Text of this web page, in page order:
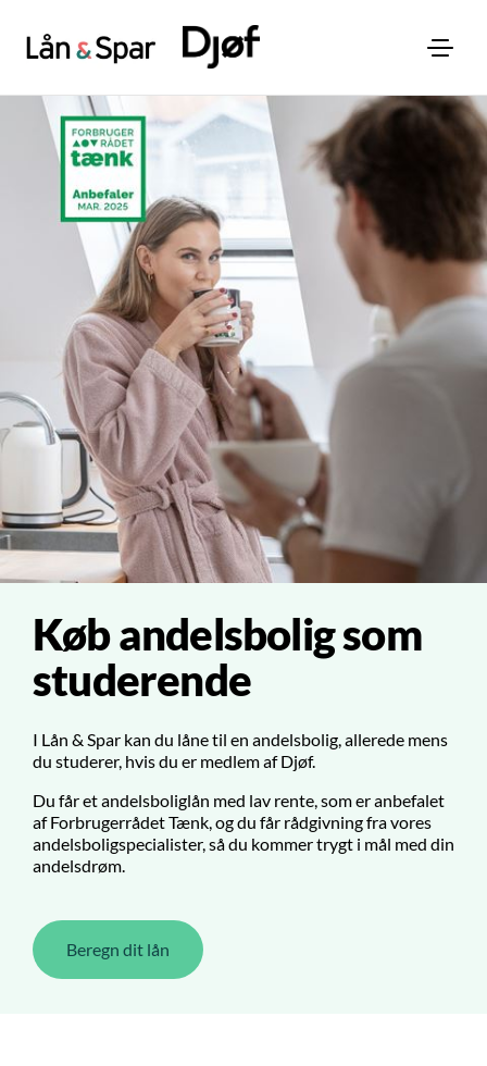
Køb andelsbolig som
studerende
I Lån & Spar kan du låne til en andelsbolig, allerede mens
du studerer, hvis du er medlem af Djøf.
Du får et andelsboliglån med lav rente, som er anbefalet
af Forbrugerrådet Tænk, og du får rådgivning fra vores
andelsboligspecialister, så du kommer trygt i mål med din
andelsdrøm.
Beregn dit lån